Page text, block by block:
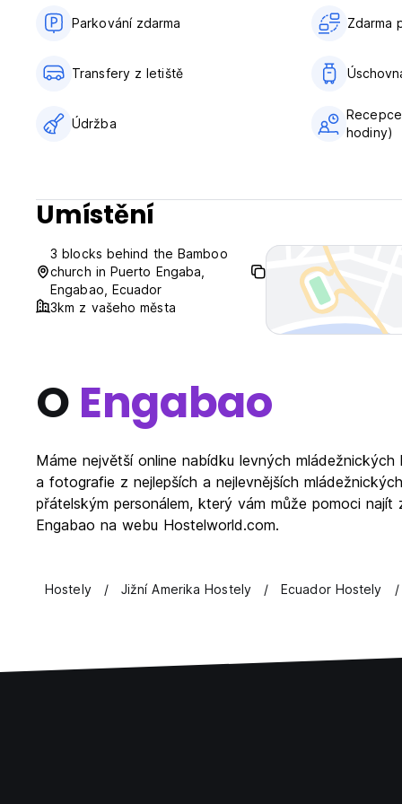
Všeobecné:
Recepce od 09:00 do 21:00
Žádné zvláštní podmínky (Auto-translated from original
Parkování zdarma Zdarma
Transfery z letiště
Údržba
hodiny)
Umístění
3 blocks behind the Bamboo
church in Puerto Engaba,
Engabao, Ecuador
3km z vašeho města
O Engabao
Máme největší online nabídku levných
a fotografie z nejlepších a nejlevnějších
přátelským personálem, který vám může pomoci
Engabao na webu Hostelworld.com.
Hostely Jižní Amerika Hostely Ecuador Hostely